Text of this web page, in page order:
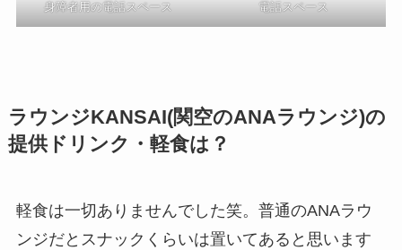
身障者用の電話スペース 電話スペース
ラウンジKANSAI(関空のANAラウンジ)の
提供ドリンク・軽食は？
軽食は一切ありませんでした笑。普通のANAラウ
ンジだとスナックくらいは置いてあると思います